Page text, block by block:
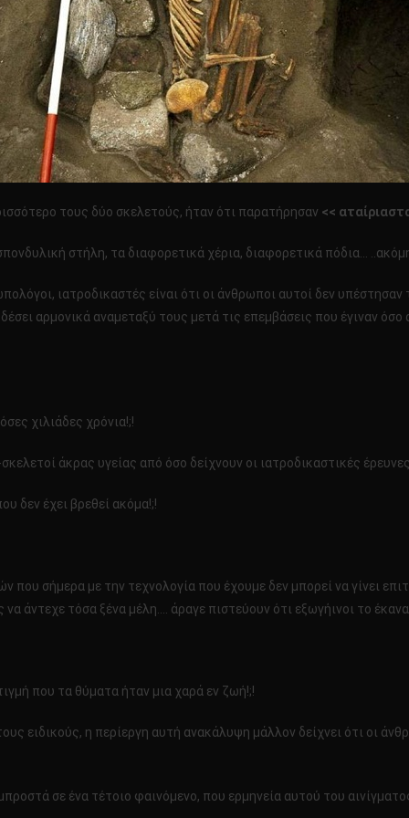
τους δύο σκελετούς, ήταν ότι παρατήρησαν <<
στήλη, τα διαφορετικά χέρια, διαφορετικά πόδια…
ιατροδικαστές είναι ότι οι άνθρωποι αυτοί δεν
αρμονικά αναμεταξύ τους μετά τις επεμβάσεις που έγιναν
χιλιάδες χρόνια!;!
άκρας υγείας από όσο δείχνουν οι ιατροδικαστικές
δεν έχει βρεθεί ακόμα!;!
που σήμερα με την τεχνολογία που έχουμε δεν μπορεί να γίνει
άντεχε τόσα ξένα μέλη…. άραγε πιστεύουν ότι εξωγήινοι το
που τα θύματα ήταν μια χαρά εν ζωή!;!
ειδικούς, η περίεργη αυτή ανακάλυψη μάλλον δείχνει ότι οι
σε ένα τέτοιο φαινόμενο, που ερμηνεία αυτού του